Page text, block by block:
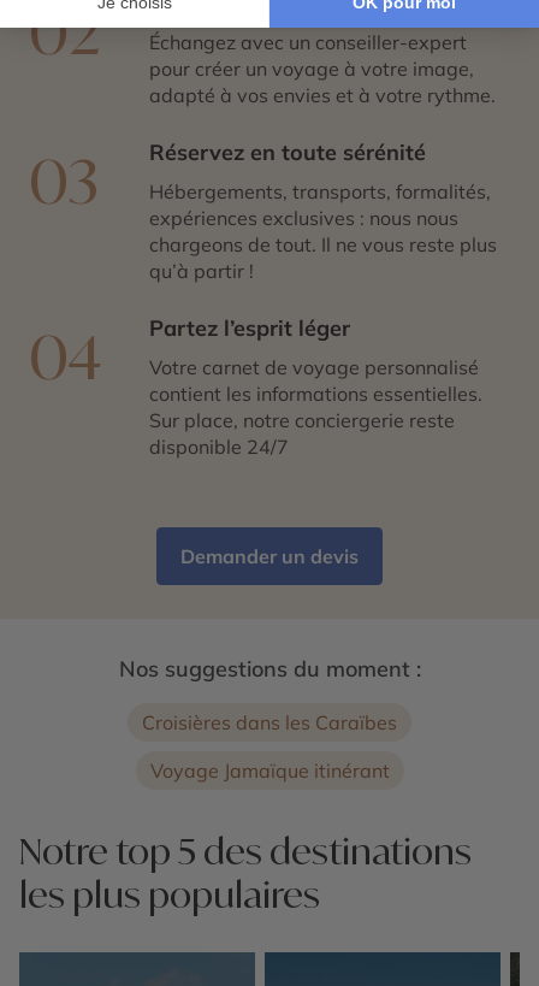
02
Échangez avec un conseiller-expert
pour créer un voyage à votre image,
adapté à vos envies et à votre rythme.
03 Réservez en toute sérénité
Hébergements, transports, formalités,
expériences exclusives : nous nous
chargeons de tout. Il ne vous reste plus
qu’à partir !
04 Partez l’esprit léger
Votre carnet de voyage personnalisé
contient les informations essentielles.
Sur place, notre conciergerie reste
disponible 24/7
Demander un devis
Nos suggestions du moment :
Croisières dans les Caraïbes
Voyage Jamaïque itinérant
Notre top 5 des destinations
les plus populaires